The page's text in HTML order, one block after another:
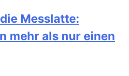
Messlatte:
mehr als nur einen